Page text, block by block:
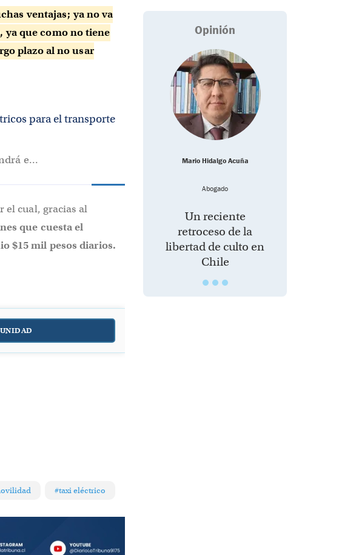
ventajas; ya no va
que como no tiene
plazo al no usar
para el transporte
e...
el cual, gracias al
que cuesta el
$15 mil pesos diarios.
#taxi eléctrico
Opinión
Mario Hidalgo Acuña
Abogado
Un reciente
retroceso de la
libertad de culto en
Chile